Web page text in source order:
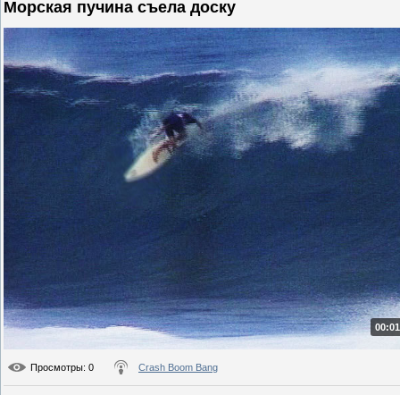
Морская пучина съела доску
Просмотры: 0 Crash Boom Bang